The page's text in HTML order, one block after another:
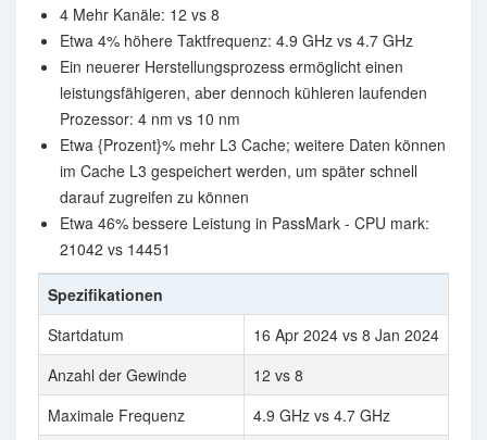
4 Mehr Kanäle: 12 vs 8
Etwa 4% höhere Taktfrequenz: 4.9 GHz vs 4.7 GHz
Ein neuerer Herstellungsprozess ermöglicht einen
leistungsfähigeren, aber dennoch kühleren laufenden
Prozessor: 4 nm vs 10 nm
Etwa {Prozent}% mehr L3 Cache; weitere Daten können
im Cache L3 gespeichert werden, um später schnell
darauf zugreifen zu können
Etwa 46% bessere Leistung in PassMark - CPU mark:
21042 vs 14451
Spezifikationen
Startdatum
16 Apr 2024 vs 8 Jan 2024
Anzahl der Gewinde
12 vs 8
Maximale Frequenz
4.9 GHz vs 4.7 GHz